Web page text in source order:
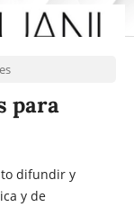
para
difundir y
y de